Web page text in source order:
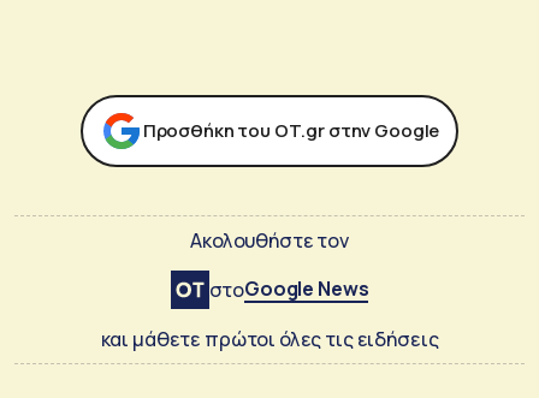
Προσθήκη του ΟΤ.gr στην Google
Ακολουθήστε τον
στοGoogle News
και μάθετε πρώτοι όλες τις ειδήσεις